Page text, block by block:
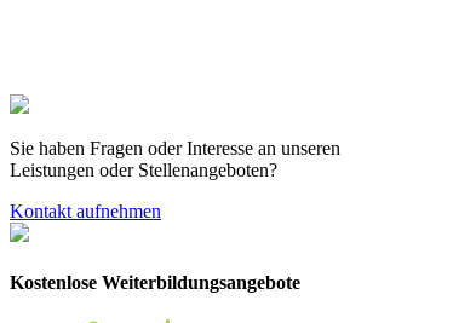
Sie haben Fragen oder Interesse an unseren
Leistungen oder Stellenangeboten?
Kontakt aufnehmen
Kostenlose Weiterbildungsangebote